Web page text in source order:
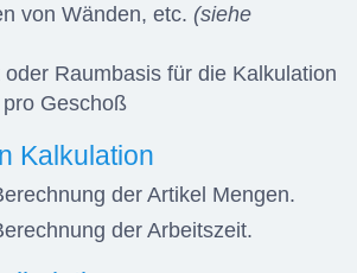
von Wänden, etc. (siehe
Raumbasis für die Kalkulation
Geschoß
Kalkulation
der Artikel Mengen.
der Arbeitszeit.